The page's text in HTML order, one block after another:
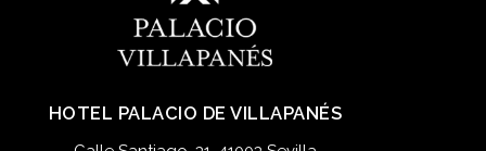
HOTEL PALACIO DE VILLAPANÉS